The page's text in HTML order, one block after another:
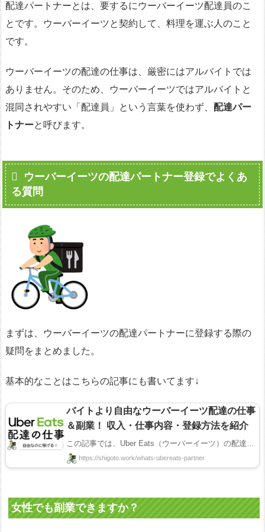
配達パートナーとは、要するにウーバーイーツ配達員のこ
とです。ウーバーイーツと契約して、料理を運ぶ人のこと
です。
ウーバーイーツの配達の仕事は、厳密にはアルバイトでは
ありません。そのため、ウーバーイーツではアルバイトと
混同されやすい「配達員」という言葉を使わず、 配達パー
トナーと呼びます。
ウーバーイーツの配達パートナー登録でよくあ
る質問
まずは、ウーバーイーツの配達パートナーに登録する際の
疑問をまとめました。
基本的なことはこちらの記事にも書いてます↓
バイトより自由なウーバーイーツ配達の仕事
＆副業！ 収入・仕事内容・登録方法を紹介
https://shigoto.work/whats-ubereats-partner
女性でも副業できますか？